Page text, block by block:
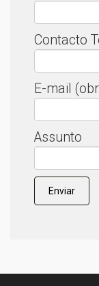
Contacto
E-mail
Assunto